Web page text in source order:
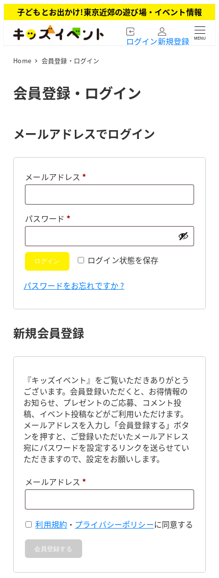
イ
子どもとお出かけ!東京近郊の遊び場・イベント情報
ログイン新規登録 MENU
Home 会員登録・ログイン
会員登録・ログイン
メールアドレスでログイン
メールアドレス *必
パスワード *必
ログイン状態を保存
ログイン
パスワードをお忘れですか ?
新規会員登録
『キッズイベント』をご覧いただきありがとう
ございます。会員登録いただくと、お得情報の
お知らせ、プレゼントのご応募、コメント投
稿、イベント投稿などがご利用いただけます。
メールアドレスを入力し「会員登録する」ボタ
ンを押すと、ご登録いただいたメールアドレス
宛にパスワードを設定するリンクを送らせてい
ただきますので、設定をお願いします。
メールアドレス *必
利用規約 ・ プライバシーポリシーに同意する
会員登録する